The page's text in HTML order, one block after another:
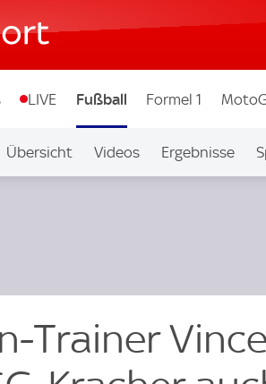
LIVE Fußball Formel 1
Übersicht Videos Ergebnisse
Trainer